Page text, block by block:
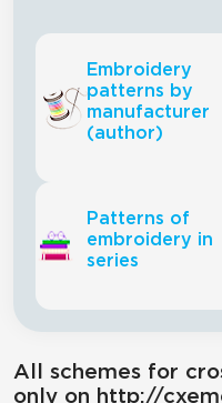
Embroidery
patterns by
manufacturer
(author)
Patterns of
embroidery in
series
All schemes for
only on http://